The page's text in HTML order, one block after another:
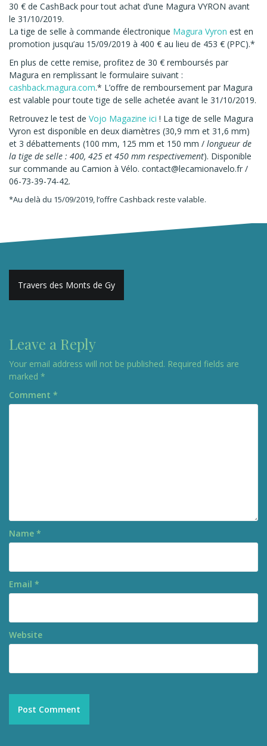
30 € de CashBack pour tout achat d’une Magura VYRON avant
le 31/10/2019.
La tige de selle à commande électronique Magura Vyron est en
promotion jusqu’au 15/09/2019 à 400 € au lieu de 453 € (PPC).*
En plus de cette remise, profitez de 30 € remboursés par
Magura en remplissant le formulaire suivant :
cashback.magura.com.* L’offre de remboursement par Magura
est valable pour toute tige de selle achetée avant le 31/10/2019.
Retrouvez le test de Vojo Magazine ici ! La tige de selle Magura
Vyron est disponible en deux diamètres (30,9 mm et 31,6 mm)
et 3 débattements (100 mm, 125 mm et 150 mm / longueur de
la tige de selle : 400, 425 et 450 mm respectivement). Disponible
sur commande au Camion à Vélo. contact@lecamionavelo.fr /
06-73-39-74-42.
*Au delà du 15/09/2019, l’offre Cashback reste valable.
Post
navigation
Travers des Monts de Gy
Leave a Reply
Your email address will not be published. Required fields are
marked *
Comment *
Name *
Email *
Website